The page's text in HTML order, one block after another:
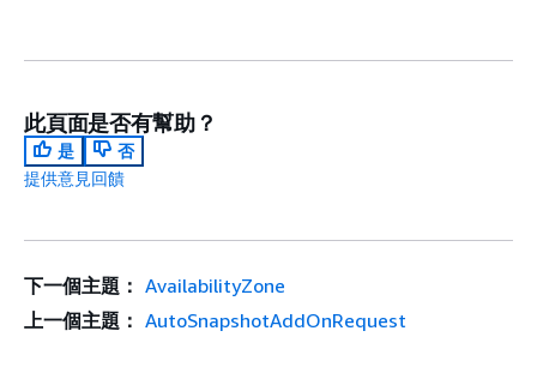
此頁面是否有幫助？
是
否
提供意見回饋
下一個主題： AvailabilityZone
上一個主題： AutoSnapshotAddOnRequest